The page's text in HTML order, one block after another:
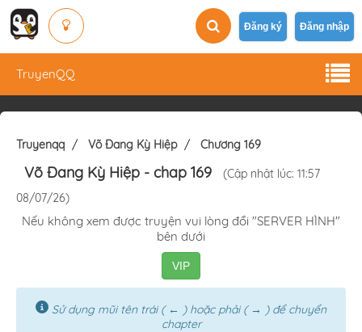
Đăng ký Đăng nhập
TruyenQQ
Truyenqq Võ Đang Kỳ Hiệp Chương 169
Võ Đang Kỳ Hiệp - chap 169
(Cập nhật lúc: 11:57
08/07/26)
Nếu không xem được truyện vui lòng đổi "SERVER HÌNH"
bên dưới
VIP
Sử dụng mũi tên trái ( ← ) hoặc phải ( → ) để chuyển
chapter